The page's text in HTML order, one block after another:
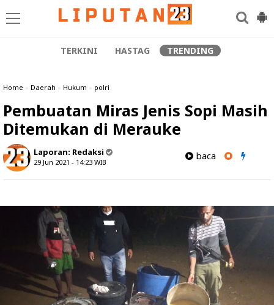
TERKINI HASTAG TRENDING
Home » Daerah » Hukum » polri
Pembuatan Miras Jenis Sopi Masih
Ditemukan di Merauke
Laporan: Redaksi
29 Jun 2021 - 14:23 WIB
baca